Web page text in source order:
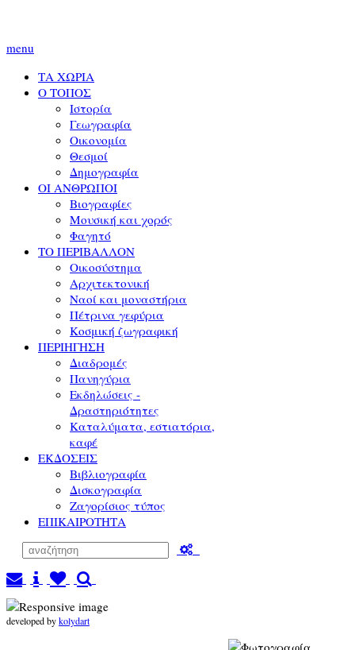
menu
ΤΑ ΧΩΡΙΑ
Ο ΤΟΠΟΣ
Ιστορία
Γεωγραφία
Οικονομία
Θεσμοί
Δημογραφία
ΟΙ ΑΝΘΡΩΠΟΙ
Βιογραφίες
Μουσική και χορός
Φαγητό
ΤΟ ΠΕΡΙΒΑΛΛΟΝ
Οικοσύστημα
Αρχιτεκτονική
Ναοί και μοναστήρια
Πέτρινα γεφύρια
Κοσμική ζωγραφική
ΠΕΡΙΗΓΗΣΗ
Διαδρομές
Πανηγύρια
Εκδηλώσεις -
Δραστηριότητες
Καταλύματα, εστιατόρια,
καφέ
ΕΚΔΟΣΕΙΣ
Βιβλιογραφία
Δισκογραφία
Ζαγορίσιος τύπος
ΕΠΙΚΑΙΡΟΤΗΤΑ
developed bykolydart